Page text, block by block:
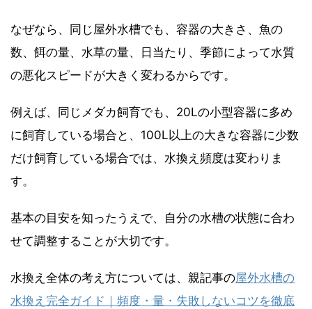
なぜなら、同じ屋外水槽でも、容器の大きさ、魚の
数、餌の量、水草の量、日当たり、季節によって水質
の悪化スピードが大きく変わるからです。
例えば、同じメダカ飼育でも、20Lの小型容器に多め
に飼育している場合と、100L以上の大きな容器に少数
だけ飼育している場合では、水換え頻度は変わりま
す。
基本の目安を知ったうえで、自分の水槽の状態に合わ
せて調整することが大切です。
水換え全体の考え方については、親記事の屋外水槽の
水換え完全ガイド｜頻度・量・失敗しないコツを徹底